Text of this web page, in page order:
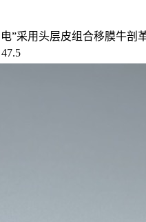
”采用头层皮组合移膜牛剖